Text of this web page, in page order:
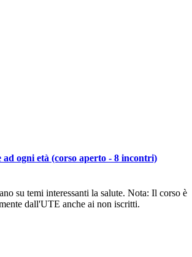
ad ogni età (corso aperto - 8 incontri)
su temi interessanti la salute. Nota: Il corso è
dall'UTE anche ai non iscritti.